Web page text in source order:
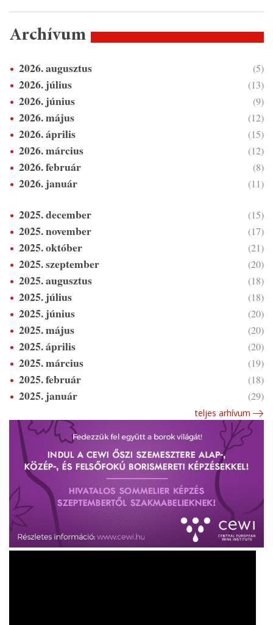
Archívum
2026. augusztus (5)
2026. július (13)
2026. június (9)
2026. május (12)
2026. április (15)
2026. március (12)
2026. február (8)
2026. január (11)
2025. december (15)
2025. november (17)
2025. október (21)
2025. szeptember (20)
2025. augusztus (18)
2025. július (18)
2025. június (20)
2025. május (20)
2025. április (20)
2025. március (19)
2025. február (18)
2025. január (29)
teljes arhívum